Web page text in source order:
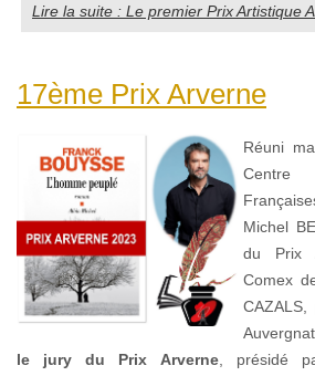
Lire la suite : Le premier Prix Artistique
17ème Prix Arverne
Réuni
Michel
du Prix
Comex
le jury du Prix Arverne, présidé